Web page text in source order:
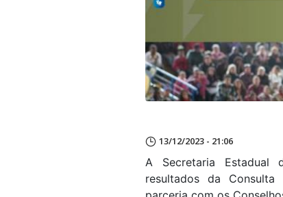
13/12/2023 - 21:06
A Secretaria Estadual
resultados da